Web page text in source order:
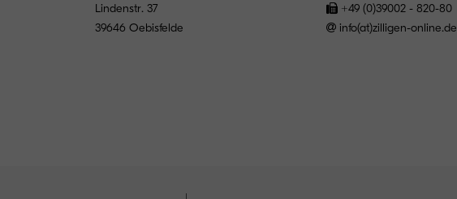
Lindenstr. 37
39646 Oebisfelde
+49 (0)39002 - 820-80
info(at)zilligen-online.de